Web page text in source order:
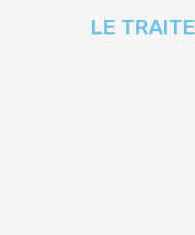
LE